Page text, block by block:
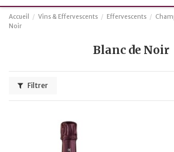
Accueil Vins & Effervescents Effervescents
Noir
Blanc de Noir
Filtrer